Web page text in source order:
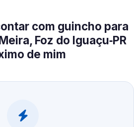
com guincho para
Foz do Iguaçu‑PR
de mim